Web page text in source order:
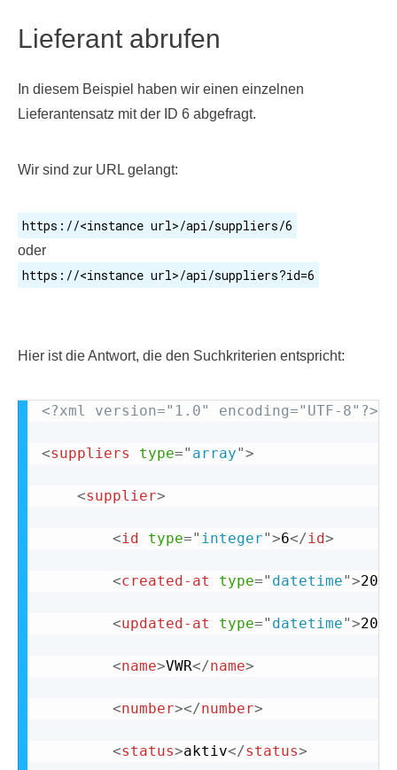
Lieferant abrufen
In diesem Beispiel haben wir einen einzelnen
Lieferantensatz mit der ID 6 abgefragt.
Wir sind zur URL gelangt:
https://<instance url>/api/suppliers/6
oder
https://<instance url>/api/suppliers?id=6
Hier ist die Antwort, die den Suchkriterien entspricht:
<?xml version="1.0" encoding="UTF-8"?>
<suppliers type=" array">
<supplier>
<id type=" integer">6</id>
<created-at type=" datetime">
<updated-at type=" datetime">
<name>VWR</name>
<number></number>
<status>aktiv</status>